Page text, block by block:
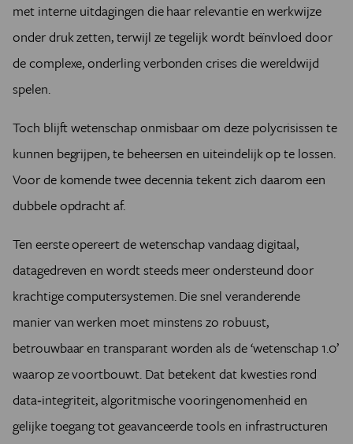
met interne uitdagingen die haar relevantie en werkwijze
onder druk zetten, terwijl ze tegelijk wordt beïnvloed door
de complexe, onderling verbonden crises die wereldwijd
spelen.
Toch blijft wetenschap onmisbaar om deze polycrisissen te
kunnen begrijpen, te beheersen en uiteindelijk op te lossen.
Voor de komende twee decennia tekent zich daarom een
dubbele opdracht af.
Ten eerste opereert de wetenschap vandaag digitaal,
datagedreven en wordt steeds meer ondersteund door
krachtige computersystemen. Die snel veranderende
manier van werken moet minstens zo robuust,
betrouwbaar en transparant worden als de ‘wetenschap 1.0’
waarop ze voortbouwt. Dat betekent dat kwesties rond
data‑integriteit, algoritmische vooringenomenheid en
gelijke toegang tot geavanceerde tools en infrastructuren